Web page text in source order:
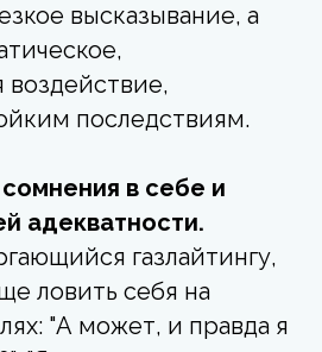
высказывание, а
последствиям.
в себе и
адекватности.
газлайтингу,
ловить себя на
"А может, и правда я